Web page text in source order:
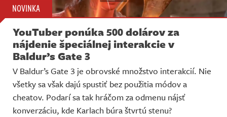
NOVINKA
YouTuber ponúka 500 dolárov za
nájdenie špeciálnej interakcie v
Baldur’s Gate 3
V Baldur’s Gate 3 je obrovské množstvo interakcií. Nie
všetky sa však dajú spustiť bez použitia módov a
cheatov. Podarí sa tak hráčom za odmenu nájsť
konverzáciu, kde Karlach búra štvrtú stenu?